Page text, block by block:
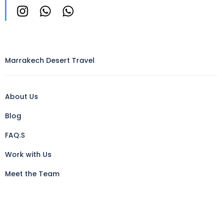
Marrakech Desert Travel
About Us
Blog
FAQ.S
Work with Us
Meet the Team